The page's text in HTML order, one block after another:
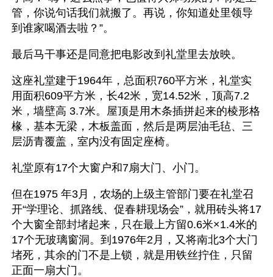
管，你说句话我们就搬了。再说，你知道处里领导
到谁家喝酒去啦？”。
最后马干事还是同意把电影改到礼堂里去放映。
这座礼堂建于1964年，总面积760平方米，礼堂实
用面积609平方米，长42米，宽14.52米，顶高7.2
米，墙壁高 3.7米。屋顶是用木条插拼起来的棱形格
椽，基本无梁，木板盖面，然后是两层油毛毡、三
层沥青覆盖，室内没有固定座椅。
礼堂原有17个大窗户和7扇大门、小门。
但在1975 年3月，农场的上级主管部门要在礼堂召
开“学理论、抓路线、促春耕现场会”，就用砖头将17
个大窗全部封堵起来，只在最上方留0.6米×1.4米的
17个无玻璃窗洞。到1976年2月，又将南北3个大门
堵死，其余的门不是上锁，就是用铁丝拧住，只留
正面一扇大门。